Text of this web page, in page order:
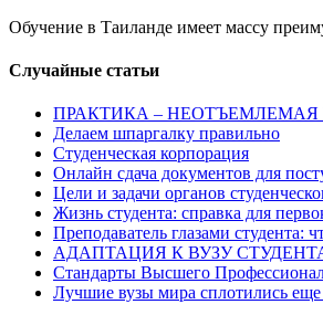
Обучение в Таиланде имеет массу
Случайные статьи
ПРАКТИКА – НЕОТЪЕМЛЕМАЯ
Делаем шпаргалку правильно
Студенческая корпорация
Онлайн сдача документов для
Цели и задачи органов
Жизнь студента: справка для
Преподаватель глазами студента:
АДАПТАЦИЯ К ВУЗУ
Стандарты Высшего
Лучшие вузы мира сплотились еще